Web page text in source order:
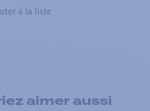
à la liste
aimer aussi